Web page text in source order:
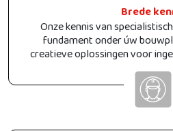
Brede
Onze kennis van
fundament onder úw
creatieve oplossingen voor